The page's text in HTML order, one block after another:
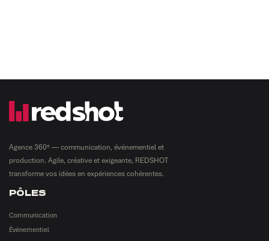
Agence 360° — communication, événementiel et
production. Agile, créative et exigeante, REDSHOT
transforme vos idées en expériences cohérentes.
PÔLES
Communication
Événementiel